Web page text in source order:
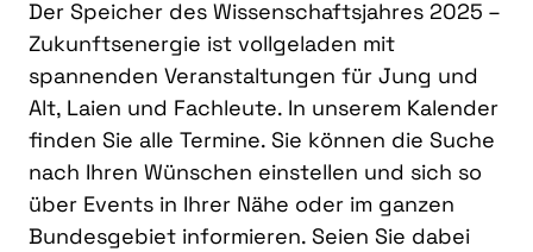
Der Speicher des Wissenschaftsjahres 2025 –
Zukunftsenergie ist vollgeladen mit
spannenden Veranstaltungen für Jung und
Alt, Laien und Fachleute. In unserem Kalender
finden Sie alle Termine. Sie können die Suche
nach Ihren Wünschen einstellen und sich so
über Events in Ihrer Nähe oder im ganzen
Bundesgebiet informieren. Seien Sie dabei